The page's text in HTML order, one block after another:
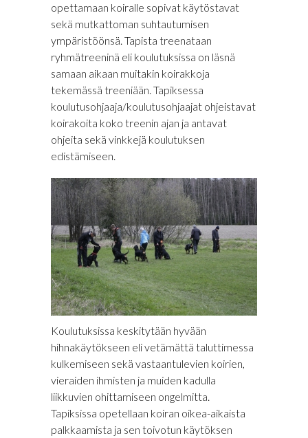
opettamaan koiralle sopivat käytöstavat
sekä mutkattoman suhtautumisen
ympäristöönsä. Tapista treenataan
ryhmätreeninä eli koulutuksissa on läsnä
samaan aikaan muitakin koirakkoja
tekemässä treeniään. Tapiksessa
koulutusohjaaja/koulutusohjaajat ohjeistavat
koirakoita koko treenin ajan ja antavat
ohjeita sekä vinkkejä koulutuksen
edistämiseen.
Koulutuksissa keskitytään hyvään
hihnakäytökseen eli vetämättä taluttimessa
kulkemiseen sekä vastaantulevien koirien,
vieraiden ihmisten ja muiden kadulla
liikkuvien ohittamiseen ongelmitta.
Tapiksissa opetellaan koiran oikea-aikaista
palkkaamista ja sen toivotun käytöksen